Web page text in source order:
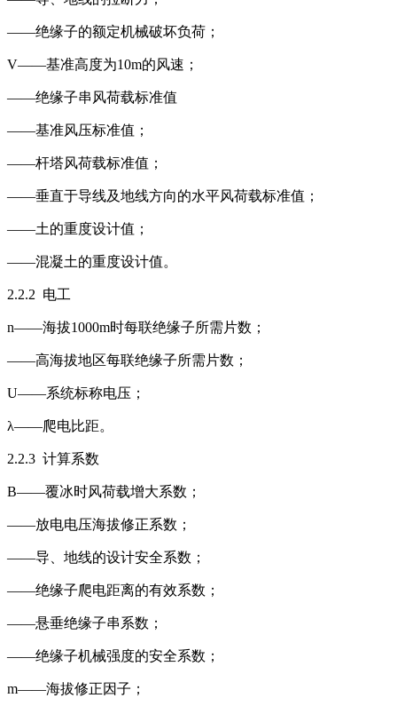
——绝缘子的额定机械破坏负荷；
V——基准高度为10m的风速；
——绝缘子串风荷载标准值
——基准风压标准值；
——杆塔风荷载标准值；
——垂直于导线及地线方向的水平风荷载标准值；
——土的重度设计值；
——混凝土的重度设计值。
2.2.2 电工
n——海拔1000m时每联绝缘子所需片数；
——高海拔地区每联绝缘子所需片数；
U——系统标称电压；
λ——爬电比距。
2.2.3 计算系数
B——覆冰时风荷载增大系数；
——放电电压海拔修正系数；
——导、地线的设计安全系数；
——绝缘子爬电距离的有效系数；
——悬垂绝缘子串系数；
——绝缘子机械强度的安全系数；
m——海拔修正因子；